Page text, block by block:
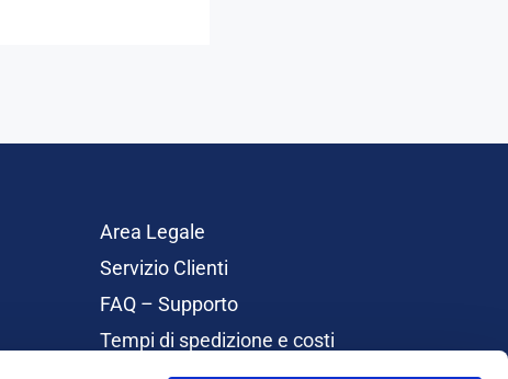
Area Legale
Servizio Clienti
FAQ – Supporto
Tempi di spedizione e costi